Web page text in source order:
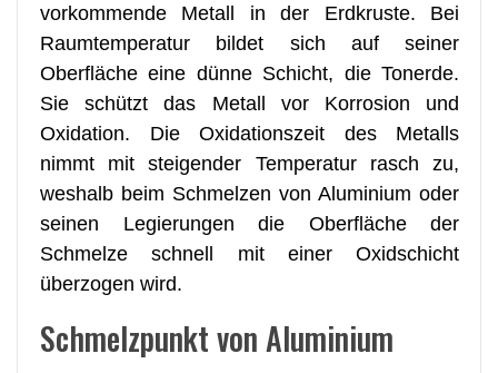
vorkommende Metall in der Erdkruste. Bei
Raumtemperatur bildet sich auf seiner
Oberfläche eine dünne Schicht, die Tonerde.
Sie schützt das Metall vor Korrosion und
Oxidation. Die Oxidationszeit des Metalls
nimmt mit steigender Temperatur rasch zu,
weshalb beim Schmelzen von Aluminium oder
seinen Legierungen die Oberfläche der
Schmelze schnell mit einer Oxidschicht
überzogen wird.
Schmelzpunkt von Aluminium